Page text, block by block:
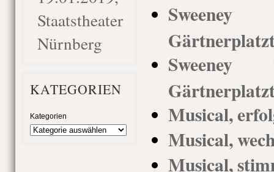
Staatstheater
Nürnberg
KATEGORIEN
Kategorien
Sweeney
Sweeney
Musical,
Musical,
Musical,